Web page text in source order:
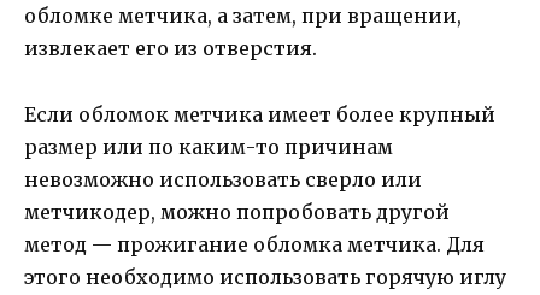
обломке метчика, а затем, при вращении,
извлекает его из отверстия.
Если обломок метчика имеет более крупный
размер или по каким-то причинам
невозможно использовать сверло или
метчикодер, можно попробовать другой
метод — прожигание обломка метчика. Для
этого необходимо использовать горячую иглу